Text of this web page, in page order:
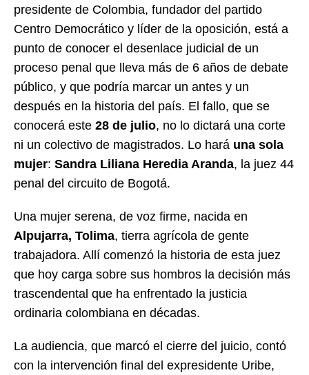
presidente de Colombia, fundador del partido
Centro Democrático y líder de la oposición, está a
punto de conocer el desenlace judicial de un
proceso penal que lleva más de 6 años de debate
público, y que podría marcar un antes y un
después en la historia del país. El fallo, que se
conocerá este 28 de julio, no lo dictará una corte
ni un colectivo de magistrados. Lo hará una sola
mujer: Sandra Liliana Heredia Aranda, la juez 44
penal del circuito de Bogotá.
Una mujer serena, de voz firme, nacida en
Alpujarra, Tolima, tierra agrícola de gente
trabajadora. Allí comenzó la historia de esta juez
que hoy carga sobre sus hombros la decisión más
trascendental que ha enfrentado la justicia
ordinaria colombiana en décadas.
La audiencia, que marcó el cierre del juicio, contó
con la intervención final del expresidente Uribe,